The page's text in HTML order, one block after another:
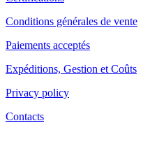
Conditions générales de vente
Paiements acceptés
Expéditions, Gestion et Coûts
Privacy policy
Contacts